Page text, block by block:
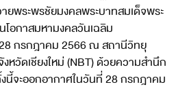
พระพรชัยมงคลพระบาทสมเด็จพระ
โอกาสมหามงคลวันเฉลิม
กรกฎาคม 2566 ณ สถานีวิทยุ
งหวัดเชียงใหม่ (NBT) ด้วยความสำนึก
จะออกอากาศในวันที่ 28 กรกฎาคม